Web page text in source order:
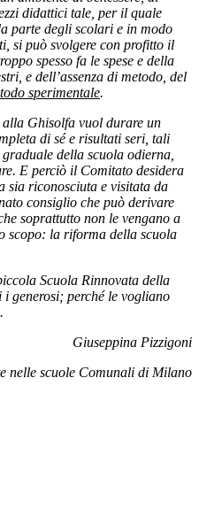
didattici tale, per il quale
parte degli scolari e in modo
si può svolgere con profitto il
spesso fa le spese e della
e dell’assenza di metodo, del
sperimentale.
alla Ghisolfa vuol durare un
di sé e risultati seri, tali
della scuola odierna,
E perciò il Comitato desidera
sia riconosciuta e visitata da
consiglio che può derivare
soprattutto non le vengano a
scopo: la riforma della scuola
Scuola Rinnovata della
generosi; perché le vogliano
Giuseppina Pizzigoni
nelle scuole Comunali di Milano